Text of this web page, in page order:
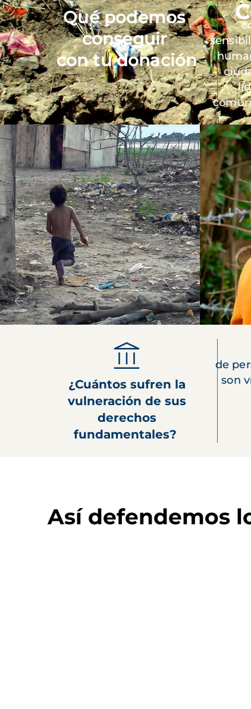
Qué podemos
conseguir
con tu donación
¿Cuántos sufren la
vulneración de sus
derechos
fundamentales?
de
son
Así defendemos